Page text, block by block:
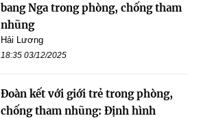
bang Nga trong phòng, chống tham
nhũng
Hải Lương
18:35 03/12/2025
Đoàn kết với giới trẻ trong phòng,
chống tham nhũng: Định hình